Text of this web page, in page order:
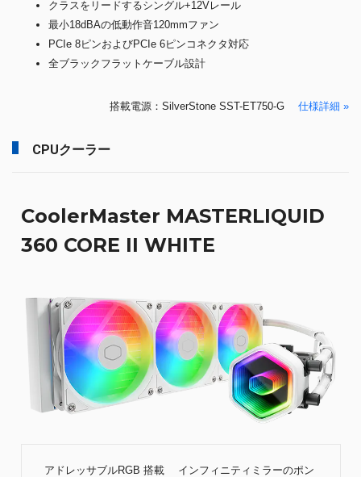
クラスをリードするシングル+12Vレール
最小18dBAの低動作音120mmファン
PCIe 8ピンおよびPCIe 6ピンコネクタ対応
全ブラックフラットケーブル設計
搭載電源：SilverStone SST-ET750-G 仕様詳細 »
CPUクーラー
CoolerMaster MASTERLIQUID
360 CORE II WHITE
アドレッサブルRGB 搭載 インフィニティミラーのポン